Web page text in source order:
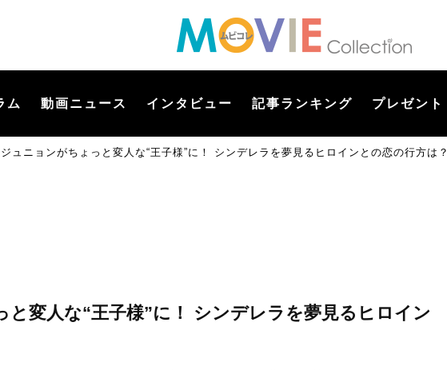
ム 動画ニュース インタビュー 記事ランキング プレゼント
ュニョンがちょっと変人な“王子様”に！ シンデレラを夢見るヒロインとの恋の行方は？
変人な“王子様”に！ シンデレラを夢見るヒロイン